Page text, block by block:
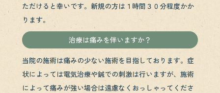
ただけると幸いです。新規の方は１時間３０分程度かか
ります。
治療は痛みを伴いますか？
当院の施術は痛みの少ない施術を目指しております。症
状によっては電気治療や鍼での刺激は行いますが、施術
によって痛みが強い場合は遠慮なくおっしゃってくださ